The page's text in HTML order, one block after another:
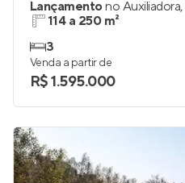
Lançamentono Auxiliadora,
114 a 250 m²
3
Venda a partir de
R$ 1.595.000